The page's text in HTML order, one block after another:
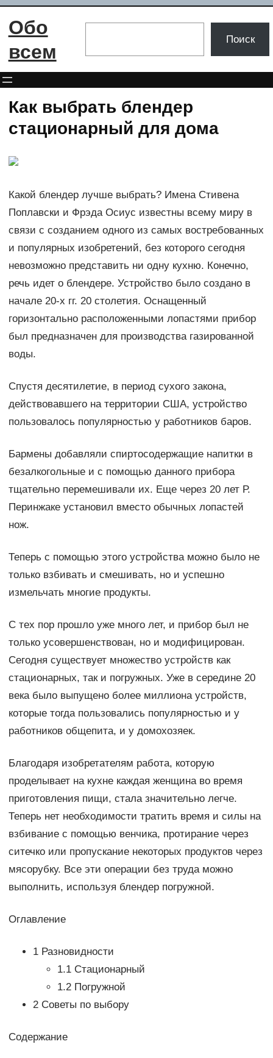
Перейти
Обо
всем
Поиск
Как выбрать блендер
стационарный для дома
Какой блендер лучше выбрать? Имена Стивена
Поплавски и Фрэда Осиус известны всему миру в
связи с созданием одного из самых востребованных
и популярных изобретений, без которого сегодня
невозможно представить ни одну кухню. Конечно,
речь идет о блендере. Устройство было создано в
начале 20-х гг. 20 столетия. Оснащенный
горизонтально расположенными лопастями прибор
был предназначен для производства газированной
воды.
Спустя десятилетие, в период сухого закона,
действовавшего на территории США, устройство
пользовалось популярностью у работников баров.
Бармены добавляли спиртосодержащие напитки в
безалкогольные и с помощью данного прибора
тщательно перемешивали их. Еще через 20 лет Р.
Перинжаке установил вместо обычных лопастей
нож.
Теперь с помощью этого устройства можно было не
только взбивать и смешивать, но и успешно
измельчать многие продукты.
С тех пор прошло уже много лет, и прибор был не
только усовершенствован, но и модифицирован.
Сегодня существует множество устройств как
стационарных, так и погружных. Уже в середине 20
века было выпущено более миллиона устройств,
которые тогда пользовались популярностью и у
работников общепита, и у домохозяек.
Благодаря изобретателям работа, которую
проделывает на кухне каждая женщина во время
приготовления пищи, стала значительно легче.
Теперь нет необходимости тратить время и силы на
взбивание с помощью венчика, протирание через
ситечко или пропускание некоторых продуктов через
мясорубку. Все эти операции без труда можно
выполнить, используя блендер погружной.
Оглавление
1 Разновидности
1.1 Стационарный
1.2 Погружной
2 Советы по выбору
Содержание